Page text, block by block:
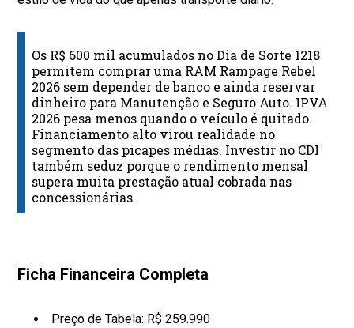
Os R$ 600 mil acumulados no Dia de Sorte 1218
permitem comprar uma RAM Rampage Rebel
2026 sem depender de banco e ainda reservar
dinheiro para Manutenção e Seguro Auto. IPVA
2026 pesa menos quando o veículo é quitado.
Financiamento alto virou realidade no
segmento das picapes médias. Investir no CDI
também seduz porque o rendimento mensal
supera muita prestação atual cobrada nas
concessionárias.
Ficha Financeira Completa
Preço de Tabela: R$ 259.990